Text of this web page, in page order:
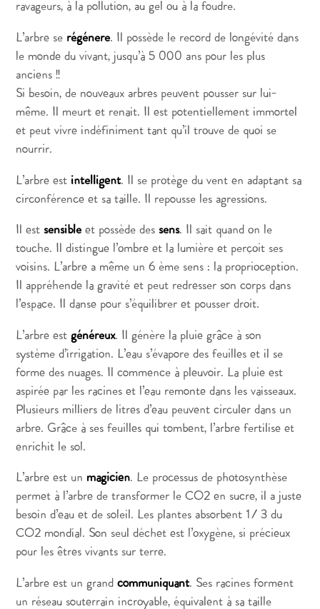
ravageurs, à la pollution, au gel ou à la foudre.
L’arbre se régénère. Il possède le record de longévité dans
le monde du vivant, jusqu’à 5 000 ans pour les plus
anciens !!
Si besoin, de nouveaux arbres peuvent pousser sur lui-
même. Il meurt et renait. Il est potentiellement immortel
et peut vivre indéfiniment tant qu’il trouve de quoi se
nourrir.
L’arbre est intelligent. Il se protège du vent en adaptant sa
circonférence et sa taille. Il repousse les agressions.
Il estsensible et possède dessens. Il sait quand on le
touche. Il distingue l’ombre et la lumière et perçoit ses
voisins. L’arbre a même un 6 ème sens : la proprioception.
Il appréhende la gravité et peut redresser son corps dans
l’espace. Il danse pour s’équilibrer et pousser droit.
L’arbre estgénéreux. Il génère la pluie grâce à son
système d’irrigation. L’eau s’évapore des feuilles et il se
forme des nuages. Il commence à pleuvoir. La pluie est
aspirée par les racines et l’eau remonte dans les vaisseaux.
Plusieurs milliers de litres d’eau peuvent circuler dans un
arbre. Grâce à ses feuilles qui tombent, l’arbre fertilise et
enrichit le sol.
L’arbre est un magicien. Le processus de photosynthèse
permet à l’arbre de transformer le CO2 en sucre, il a juste
besoin d’eau et de soleil. Les plantes absorbent 1/3 du
CO2 mondial. Son seul déchet est l’oxygène, si précieux
pour les êtres vivants sur terre.
L’arbre est un grandcommuniquant. Ses racines forment
un réseau souterrain incroyable, équivalent à sa taille